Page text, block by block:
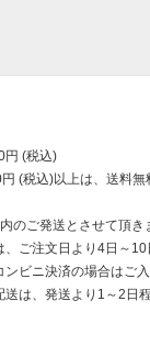
(税込)
(税込)以上は、送料無
のご発送とさせて頂き
ご注文日より4日～10
ビニ決済の場合はご
は、発送より1～2日